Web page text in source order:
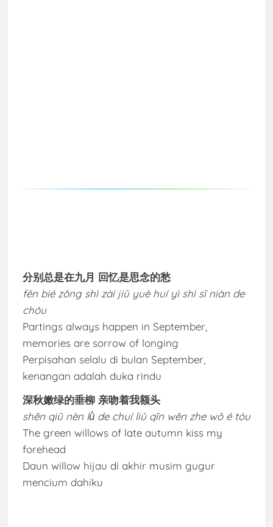
分别总是在九月 回忆是思念的愁
fēn bié zǒng shì zài jiǔ yuè huí yì shì sī niàn de
chóu
Partings always happen in September,
memories are sorrow of longing
Perpisahan selalu di bulan September,
kenangan adalah duka rindu
深秋嫩绿的垂柳 亲吻着我额头
shēn qiū nèn lǜ de chuí liǔ qīn wěn zhe wǒ é tóu
The green willows of late autumn kiss my
forehead
Daun willow hijau di akhir musim gugur
mencium dahiku